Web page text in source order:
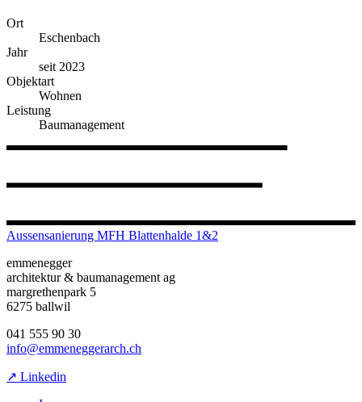
Ort
Eschenbach
Jahr
seit 2023
Objektart
Wohnen
Leistung
Baumanagement
Aussensanierung MFH Blattenhalde 1&2
emmenegger
architektur & baumanagement ag
margrethenpark 5
6275 ballwil
041 555 90 30
info@emmeneggerarch.ch
↗ Linkedin